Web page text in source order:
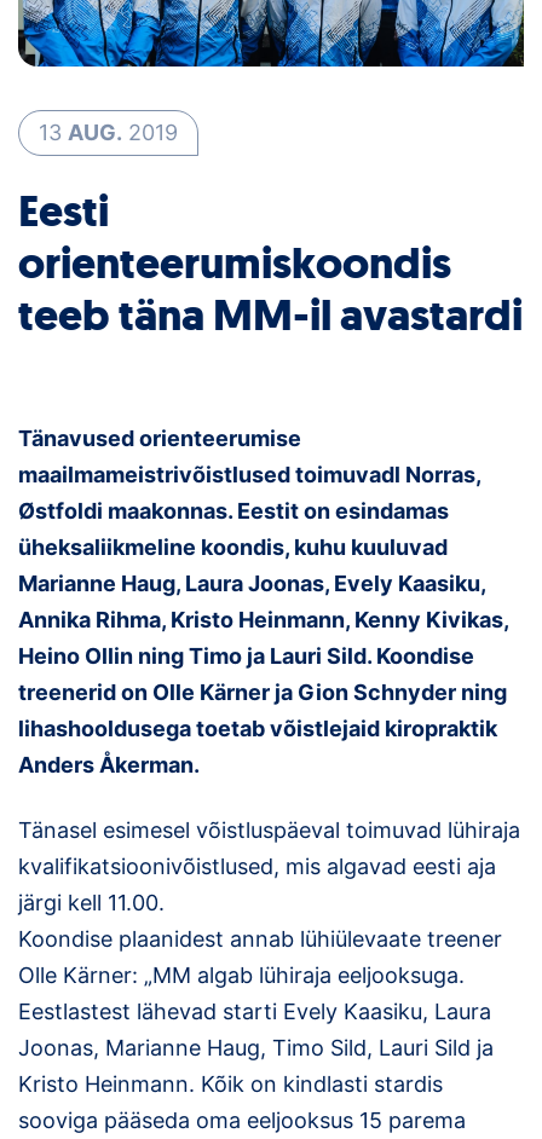
Kontakt
EOL
Kalender
Tulemused
Dokumendid
Klubid
Suletud maastikud
Püsirajad
Ajalugu
Koolitused
13 AUG. 2019
Eesti
orienteerumiskoondis
teeb täna MM-il avastardi
Tänavused orienteerumise
maailmameistrivõistlused toimuvadl Norras,
Østfoldi maakonnas. Eestit on esindamas
üheksaliikmeline koondis, kuhu kuuluvad
Marianne Haug, Laura Joonas, Evely Kaasiku,
Annika Rihma, Kristo Heinmann, Kenny Kivikas,
Heino Ollin ning Timo ja Lauri Sild. Koondise
treenerid on Olle Kärner ja Gion Schnyder ning
lihashooldusega toetab võistlejaid kiropraktik
Anders Åkerman.
Tänasel esimesel võistluspäeval toimuvad lühiraja
kvalifikatsioonivõistlused, mis algavad eesti aja
järgi kell 11.00.
Koondise plaanidest annab lühiülevaate treener
Olle Kärner: „MM algab lühiraja eeljooksuga.
Eestlastest lähevad starti Evely Kaasiku, Laura
Joonas, Marianne Haug, Timo Sild, Lauri Sild ja
Kristo Heinmann. Kõik on kindlasti stardis
sooviga pääseda oma eeljooksus 15 parema